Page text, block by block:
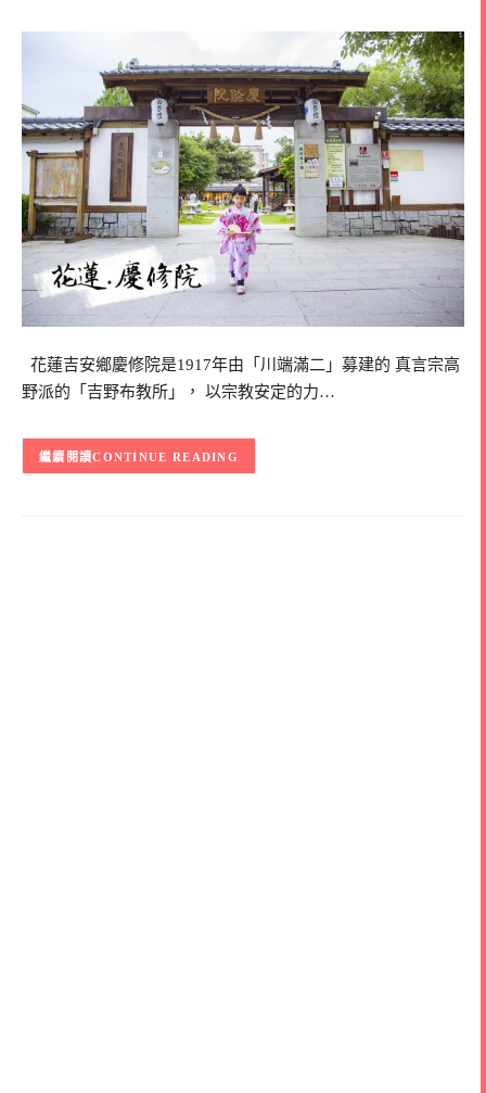
花蓮吉安鄉慶修院是1917年由「川端滿二」募建的 真言宗高
野派的「吉野布教所」， 以宗教安定的力…
CONTINUE READING